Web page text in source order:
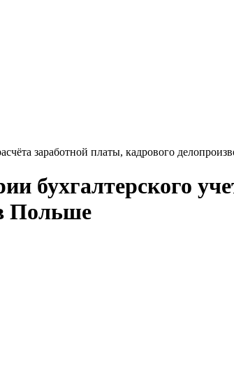
заработной платы, кадрового
бухгалтерского
Польше